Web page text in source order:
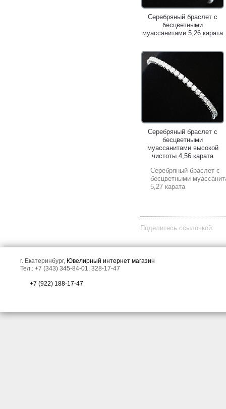
Серебряный браслет с
бесцветными
муассанитами 5,26 карата
Серебряный браслет с
бесцветными
муассанитами высокой
чистоты 4,56 карата
Серебряный браслет с
бесцветными
5,27 карата
Поделитесь ссылочкой:
г. Екатеринбург, Ювелирный интернет магазин
Тел.: +7 (343) 345-84-01, 328-17-47
+7 (922) 188-17-47